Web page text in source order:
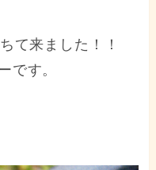
て来ました！！
です。